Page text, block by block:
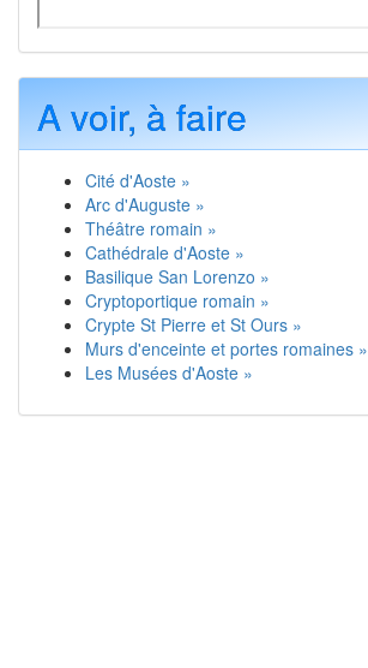
A voir, à faire
Cité d'Aoste »
Arc d'Auguste »
Théâtre romain »
Cathédrale d'Aoste »
Basilique San Lorenzo »
Cryptoportique romain »
Crypte St Pierre et St Ours »
Murs d'enceinte et portes romaines »
Les Musées d'Aoste »